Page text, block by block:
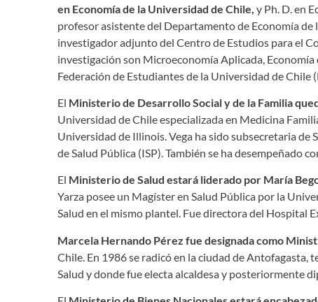
en Economía de la Universidad de Chile, y Ph. D. en
profesor asistente del Departamento de Economía de
investigador adjunto del Centro de Estudios para el
investigación son Microeconomía Aplicada,
Federación de Estudiantes de la Universidad de Chile
El Ministerio de Desarrollo Social y de la Familia
Universidad de Chile especializada en Medicina
Universidad de Illinois. Vega ha sido subsecretaria
de Salud Pública (ISP). También se ha desempeñado
El Ministerio de Salud estará liderado por María
Yarza posee un Magíster en Salud Pública por la
Salud en el mismo plantel. Fue directora del Hospital
Marcela Hernando Pérez fue designada como
Chile. En 1986 se radicó en la ciudad de
Salud y donde fue electa alcaldesa y posteriormente